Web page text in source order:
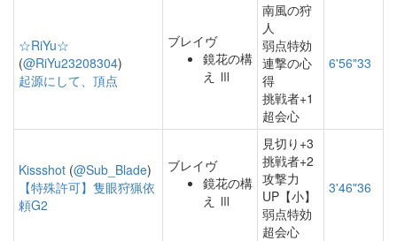
☆RiYu☆
(@RiYu23208304)
起源にして、頂点
ブレイヴ
鏡花の構
え Ⅲ
南風の狩
人
弱点特効
連撃の心
得
挑戦者+1
超会心
6'56"33
Kissshot (@Sub_Blade)
【特殊許可】隻眼狩猟依
頼G2
ブレイヴ
鏡花の構
え Ⅲ
見切り+3
挑戦者+2
攻撃力
UP【小】
弱点特効
超会心
3'46"36